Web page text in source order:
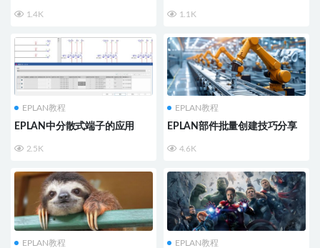
1.4K 1.1K
EPLAN教程
EPLAN中分散式端子的应用
2.5K
EPLAN教程
EPLAN部件批量创建技巧分享
4.6K
EPLAN教程 EPLAN教程